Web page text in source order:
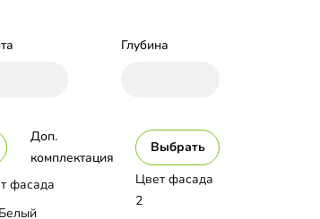
Глубина
фасада
Белый
Цвет фасада
2
Доп.
комплектация
Выбрать